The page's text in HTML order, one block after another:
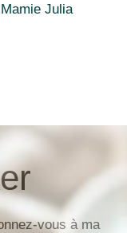
Julia
vous à ma